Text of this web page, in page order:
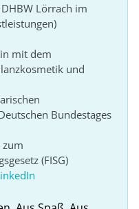
Lörrach im
mit dem
und
Bundestages
zum
(FISG)